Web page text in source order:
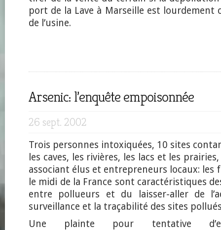
port de la Lave à Marseille est lourdement
de l’usine.
Arsenic: l’enquête empoisonnée
26 sept. 2002
Trois personnes intoxiquées, 10 sites
les caves, les rivières, les lacs et les
associant élus et entrepreneurs locaux: les
le midi de la France sont caractéristiques
entre pollueurs et du laisser-aller de
surveillance et la traçabilité des sites
Une plainte pour tentative